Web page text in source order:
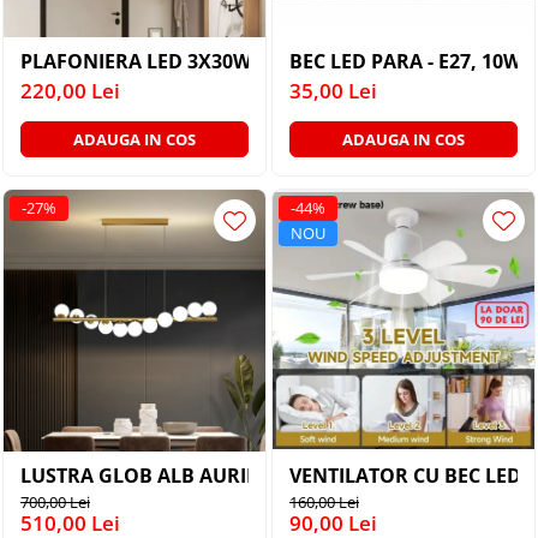
PLAFONIERA LED 3X30W AURIE 300K 4000K 6000K
220,00 Lei
ADAUGA IN COS
BEC LED PARA - E27,
35,00 Lei
ADAUGA IN COS
-27%
LUSTRA GLOB ALB AURIE 11XG9
700,00 Lei
510,00 Lei
-44%
NOU
VENTILATOR CU BEC
160,00 Lei
90,00 Lei